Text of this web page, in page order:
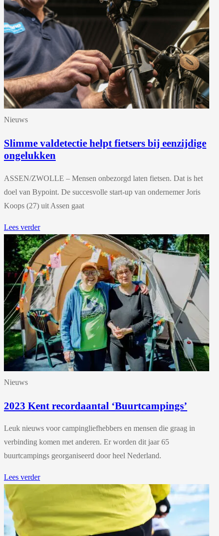
Nieuws
Slimme valdetectie helpt fietsers bij eenzijdige
ongelukken
ASSEN/ZWOLLE – Mensen onbezorgd laten fietsen. Dat is het
doel van Bypoint. De succesvolle start-up van ondernemer Joris
Koops (27) uit Assen gaat
Lees verder
Nieuws
2023 Kent recordaantal ‘Buurtcampings’
Leuk nieuws voor campingliefhebbers en mensen die graag in
verbinding komen met anderen. Er worden dit jaar 65
buurtcampings georganiseerd door heel Nederland.
Lees verder